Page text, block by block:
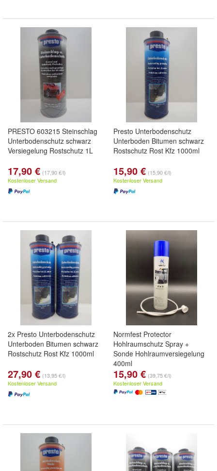
PRESTO 603215 Steinschlag
Unterbodenschutz schwarz
Versiegelung Rostschutz 1L
17,90 € (17,90 €/l)
Kostenloser Versand
Presto Unterbodenschutz
Unterboden Bitumen schwarz
Rostschutz Rost Kfz 1000ml
15,90 € (15,90 €/l)
Kostenloser Versand
2x Presto Unterbodenschutz
Unterboden Bitumen schwarz
Rostschutz Rost Kfz 1000ml
27,90 € (13,95 €/l)
Kostenloser Versand
Normfest Protector
Hohlraumschutz Spray +
Sonde Hohlraumversiegelung
400ml
15,90 € (39,75 €/l)
Kostenloser Versand